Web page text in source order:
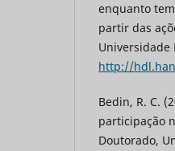
enquanto
partir das
Universidade
http://
Bedin, R. C.
participação
Doutorado,